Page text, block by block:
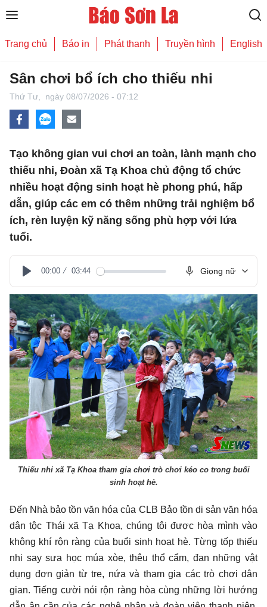
Trang chủ Báo in Phát thanh Truyền hình English
Sân chơi bổ ích cho thiếu nhi
Thứ Tư, ngày 08/07/2026 - 07:12
Tạo không gian vui chơi an toàn, lành mạnh cho
thiếu nhi, Đoàn xã Tạ Khoa chủ động tổ chức
nhiều hoạt động sinh hoạt hè phong phú, hấp
dẫn, giúp các em có thêm những trải nghiệm bổ
ích, rèn luyện kỹ năng sống phù hợp với lứa
tuổi.
Play
00:00 03:44 Giọng nữ
Thiếu nhi xã Tạ Khoa tham gia chơi trò chơi kéo co trong buổi
sinh hoạt hè.
Đến Nhà bảo tồn văn hóa của CLB Bảo tồn di sản văn hóa
dân tộc Thái xã Tạ Khoa, chúng tôi được hòa mình vào
không khí rộn ràng của buổi sinh hoạt hè. Từng tốp thiếu
nhi say sưa học múa xòe, thêu thổ cẩm, đan những vật
dụng đơn giản từ tre, nứa và tham gia các trò chơi dân
gian. Tiếng cười nói rộn ràng hòa cùng những lời hướng